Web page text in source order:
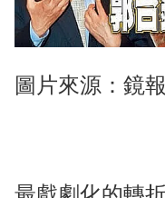
圖片來源：鏡報